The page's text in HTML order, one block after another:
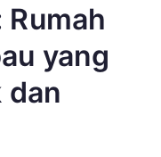
Rumah
yang
dan